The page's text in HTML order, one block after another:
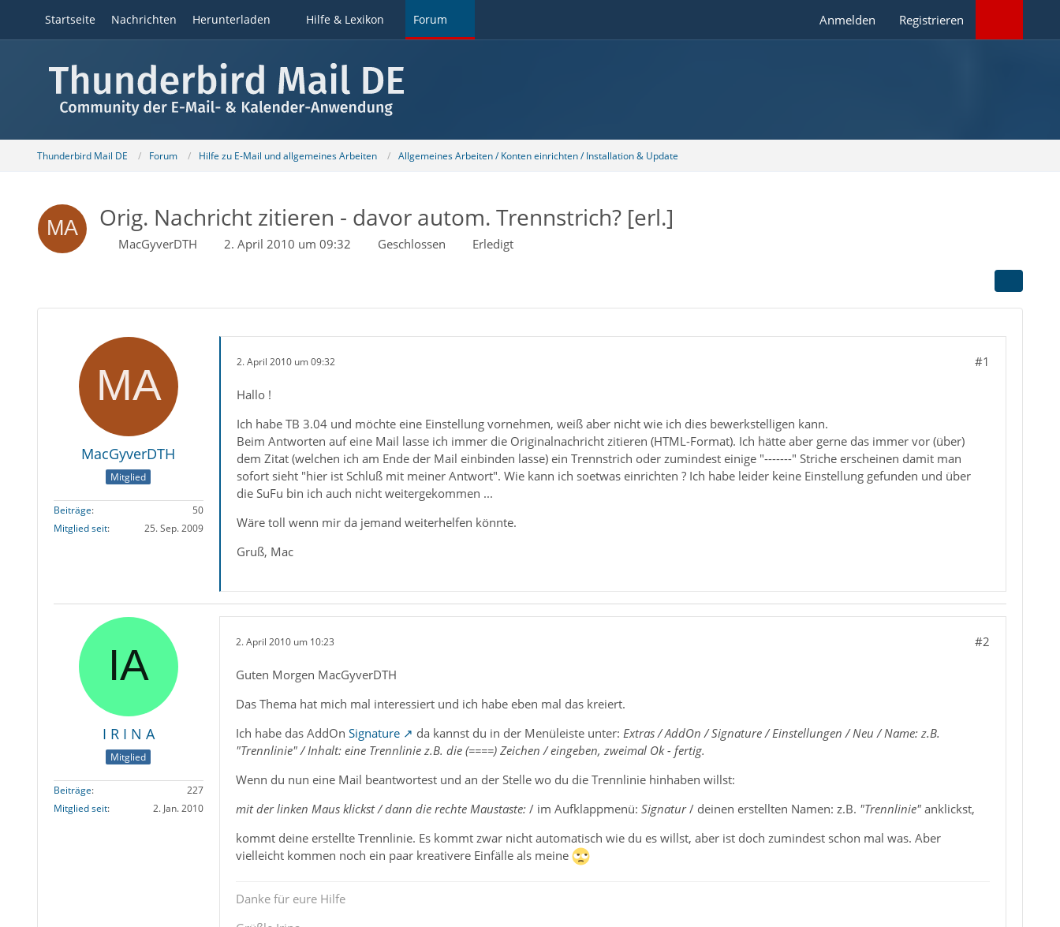
Startseite Nachrichten Herunterladen Hilfe & Lexikon Forum Anmelden Registrieren
Thunderbird Mail DE Forum Hilfe zu E-Mail und allgemeines Arbeiten Allgemeines Arbeiten / Konten einrichten / Installation & Update
Orig. Nachricht zitieren - davor autom. Trennstrich? [erl.]
MacGyverDTH 2. April 2010 um 09:32 Geschlossen Erledigt
MacGyverDTH
Mitglied
Beiträge
50
Mitglied seit
25. Sep. 2009
2. April 2010 um 09:32 #1
Hallo !
Ich habe TB 3.04 und möchte eine Einstellung vornehmen, weiß aber nicht wie ich dies bewerkstelligen kann.
Beim Antworten auf eine Mail lasse ich immer die Originalnachricht zitieren (HTML-Format). Ich hätte aber gerne das immer vor (über)
dem Zitat (welchen ich am Ende der Mail einbinden lasse) ein Trennstrich oder zumindest einige "-------" Striche erscheinen damit man
sofort sieht "hier ist Schluß mit meiner Antwort". Wie kann ich soetwas einrichten ? Ich habe leider keine Einstellung gefunden und über
die SuFu bin ich auch nicht weitergekommen ...
Wäre toll wenn mir da jemand weiterhelfen könnte.
Gruß, Mac
I R I N A
Mitglied
Beiträge
227
Mitglied seit
2. Jan. 2010
2. April 2010 um 10:23 #2
Guten Morgen MacGyverDTH
Das Thema hat mich mal interessiert und ich habe eben mal das kreiert.
Ich habe das AddOn Signature da kannst du in der Menüleiste unter: Extras / AddOn / Signature / Einstellungen / Neu / Name: z.B.
"Trennlinie" / Inhalt: eine Trennlinie z.B. die (====) Zeichen / eingeben, zweimal Ok - fertig.
Wenn du nun eine Mail beantwortest und an der Stelle wo du die Trennlinie hinhaben willst:
mit der linken Maus klickst / dann die rechte Maustaste:/ im Aufklappmenü: Signatur/ deinen erstellten Namen: z.B. "Trennlinie"anklickst,
kommt deine erstellte Trennlinie. Es kommt zwar nicht automatisch wie du es willst, aber ist doch zumindest schon mal was. Aber
vielleicht kommen noch ein paar kreativere Einfälle als meine
Danke für eure Hilfe